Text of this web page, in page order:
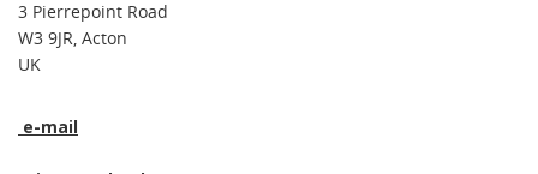
3 Pierrepoint Road
W3 9JR, Acton
UK
e-mail